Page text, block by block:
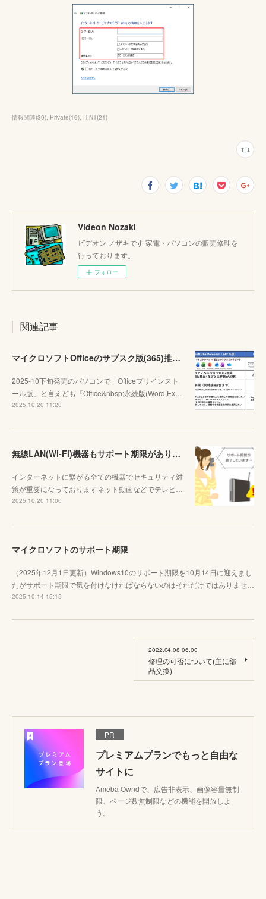
情報関連(39) Private(16) HINT(21)
Videon Nozaki
ビデオン ノザキです 家電・パソコンの販売修理を
行っております。
フォロー
関連記事
マイクロソフトOfficeのサブスク版(365)推しが激しい
2025-10下旬発売のパソコンで「Officeプリインスト
ール版」と言えども「Office&nbsp;永続版(Word,Ex…
2025.10.20 11:20
無線LAN(Wi-Fi)機器もサポート期限があります
インターネットに繋がる全ての機器でセキュリティ対
策が重要になっておりますネット動画などでテレビ…
2025.10.20 11:00
マイクロソフトのサポート期限
（2025年12月1日更新）Windows10のサポート期限を10月14日に迎えまし
たがサポート期限で気を付けなければならないのはそれだけではありませ…
2025.10.14 15:15
2022.04.08 06:00
修理の可否について(主に部
品交換)
PR
プレミアムプランでもっと自由な
サイトに
Ameba Owndで、広告非表示、画像容量無制
限、ページ数無制限などの機能を開放しよ
う。